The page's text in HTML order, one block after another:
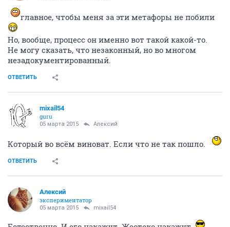
главное, чтобы меня за эти метафоры не побили
Но, вообще, процесс он именно вот такой какой-то.
Не могу сказать, что незаконный, но во многом
незадокументированный.
ОТВЕТИТЬ
mixail54
guru
05 марта 2015 Алексий
Который во всём виноват. Если что не так пошло.
ОТВЕТИТЬ
Алексий
экспериментатор
05 марта 2015 mixail54